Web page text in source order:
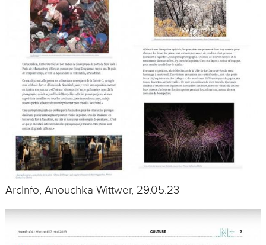
ArcInfo, Anouchka Wittwer, 29.05.23